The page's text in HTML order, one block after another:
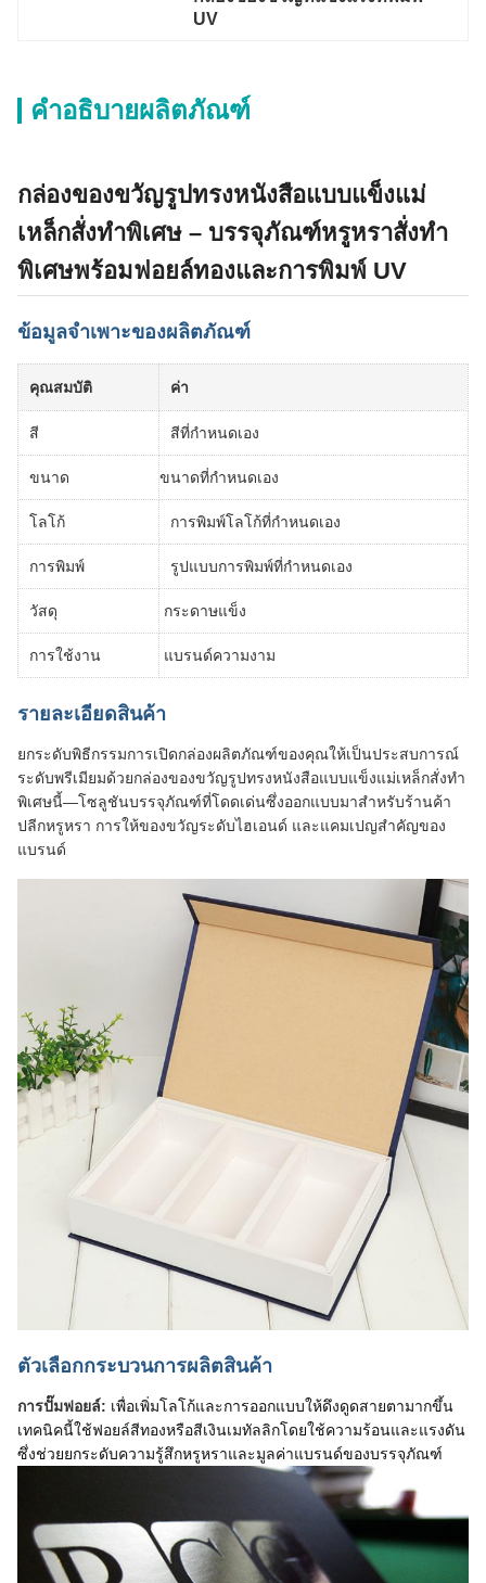
UV
คำอธิบายผลิตภัณฑ์
กล่องของขวัญรูปทรงหนังสือแบบแข็งแม่
เหล็กสั่งทำพิเศษ – บรรจุภัณฑ์หรูหราสั่งทำ
พิเศษพร้อมฟอยล์ทองและการพิมพ์ UV
ข้อมูลจำเพาะของผลิตภัณฑ์
คุณสมบัติ ค่า
สี สีที่กำหนดเอง
ขนาด ขนาดที่กำหนดเอง
โลโก้ การพิมพ์โลโก้ที่กำหนดเอง
การพิมพ์ รูปแบบการพิมพ์ที่กำหนดเอง
วัสดุ กระดาษแข็ง
การใช้งาน แบรนด์ความงาม
รายละเอียดสินค้า
ยกระดับพิธีกรรมการเปิดกล่องผลิตภัณฑ์ของคุณให้เป็นประสบการณ์
ระดับพรีเมียมด้วยกล่องของขวัญรูปทรงหนังสือแบบแข็งแม่เหล็กสั่งทำ
พิเศษนี้—โซลูชันบรรจุภัณฑ์ที่โดดเด่นซึ่งออกแบบมาสำหรับร้านค้า
ปลีกหรูหรา การให้ของขวัญระดับไฮเอนด์ และแคมเปญสำคัญของ
แบรนด์
ตัวเลือกกระบวนการผลิตสินค้า
การปั๊มฟอยล์: เพื่อเพิ่มโลโก้และการออกแบบให้ดึงดูดสายตามากขึ้น
เทคนิคนี้ใช้ฟอยล์สีทองหรือสีเงินเมทัลลิกโดยใช้ความร้อนและแรงดัน
ซึ่งช่วยยกระดับความรู้สึกหรูหราและมูลค่าแบรนด์ของบรรจุภัณฑ์